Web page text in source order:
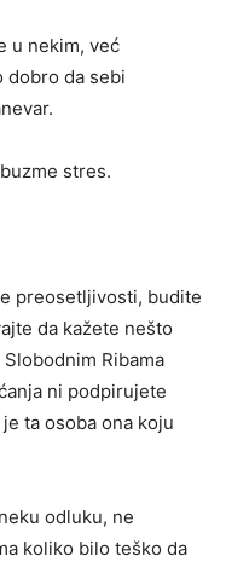
u nekim, već
dobro da sebi
stres.
preosetljivosti, budite
da kažete nešto
Ribama
ni podpirujete
ta osoba ona koju
odluku, ne
koliko bilo teško da